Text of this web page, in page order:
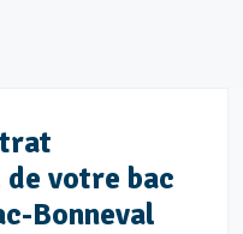
votre bac
Bonneval